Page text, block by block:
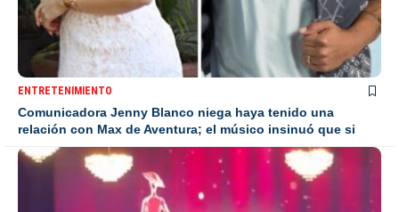
ENTRETENIMIENTO
Comunicadora Jenny Blanco niega haya tenido una
relación con Max de Aventura; el músico insinuó que si